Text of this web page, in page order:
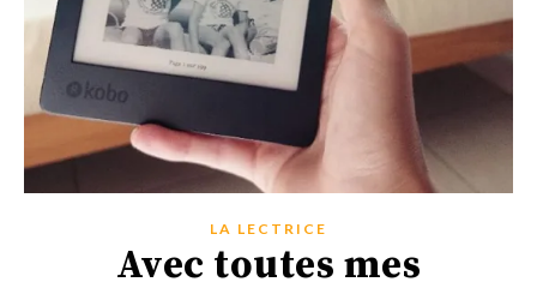
LA LECTRICE
Avec toutes mes